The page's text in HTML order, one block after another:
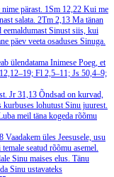
pärast. 1Sm 12,22 Kui me
salata. 2Tm 2,13 Ma tänan
Sinust siis, kui
päev veeta osaduses Sinuga.
ülendatama Inimese Poeg, et
Fl 2,5–11; Js 50,4–9;
Jr 31,13 Õndsad on kurvad,
lohutust Sinu juurest.
meil täna kogeda rõõmu
Vaadakem üles Jeesusele, usu
seatud rõõmu asemel.
Sinu maises elus. Tänu
Sinu ustavateks